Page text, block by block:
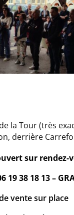
la Tour (très
derrière
sur rendez-
19 38 18 13 –
vente sur place